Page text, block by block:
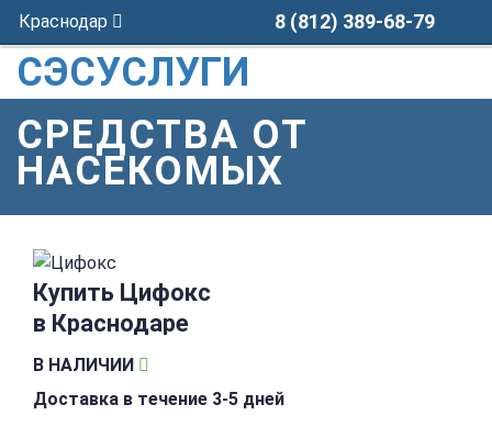
Краснодар 8 (812) 389-68-79
СЭСУСЛУГИ
СРЕДСТВА ОТ
НАСЕКОМЫХ
Купить Цифокс
в Краснодаре
В НАЛИЧИИ
Доставка в течение 3-5 дней